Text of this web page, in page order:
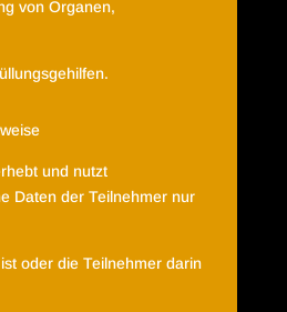
von Organen,
und nutzt
Daten der Teilnehmer nur
oder die Teilnehmer darin